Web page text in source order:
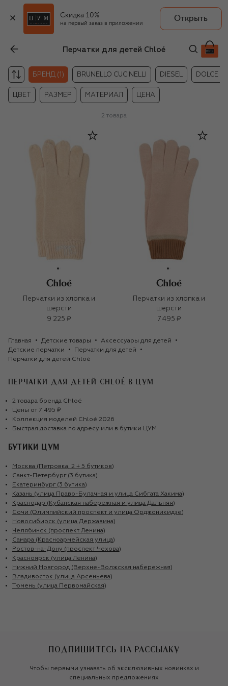
Скидка 10%
на первый заказ в приложении
Открыть
Перчатки для детей Chloé
БРЕНД (1) BRUNELLO CUCINELLI DIESEL DOLCE
ЦВЕТ РАЗМЕР МАТЕРИАЛ ЦЕНА
2 товара
Перчатки из хлопка и
шерсти
9 225 ₽
Перчатки из хлопка и
шерсти
7 495 ₽
Главная Детские товары
Аксессуары для детей
Детские перчатки
Перчатки для детей
Перчатки для детей Chloé
ПЕРЧАТКИ ДЛЯ ДЕТЕЙ CHLOÉ В ЦУМ
2 товара бренда Chloé
Цены от 7 495 ₽
Коллекция моделей Chloé 2026
Быстрая доставка по адресу или в бутики ЦУМ
БУТИКИ ЦУМ
Москва (Петровка, 2 + 5 бутиков)
Санкт-Петербург (3 бутика)
Екатеринбург (3 бутика)
Казань (улица Право-Булачная и улица Сибгата Хакима)
Краснодар (Кубанская набережная и улица Дальняя)
Сочи (Олимпийский проспект и улица Орджоникидзе)
Новосибирск (улица Державина)
Челябинск (проспект Ленина)
Самара (Красноармейская улица)
Ростов-на-Дону (проспект Чехова)
Красноярск (улица Ленина)
Нижний Новгород (Верхне-Волжская набережная)
Владивосток (улица Арсеньева)
Тюмень (улица Первомайская)
ПОДПИШИТЕСЬ НА РАССЫЛКУ
Чтобы первыми узнавать об эксклюзивных новинках и
специальных предложениях